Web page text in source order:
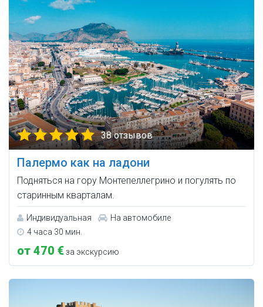
38 отзывов
Палермо как на ладони
Подняться на гору Монтепеллегрино и погулять по
старинным кварталам.
Индивидуальная
На автомобиле
4 часа 30 мин.
от 470 €за экскурсию